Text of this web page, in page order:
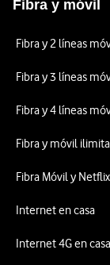
Fibra y móvil
Fibra y 2 líneas
Fibra y 3 líneas
Fibra y 4 líneas
Fibra y móvil
Fibra Móvil y Netflix
Internet en casa
Internet 4G en